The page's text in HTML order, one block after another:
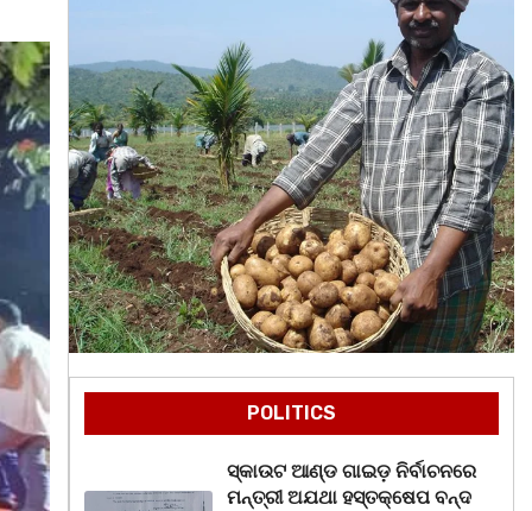
POLITICS
ସ୍କାଉଟ ଆଣ୍ଡ ଗାଇଡ଼ ନିର୍ବାଚନରେ
ମନ୍ତ୍ରୀ ଅଯଥା ହସ୍ତକ୍ଷେପ ବନ୍ଦ